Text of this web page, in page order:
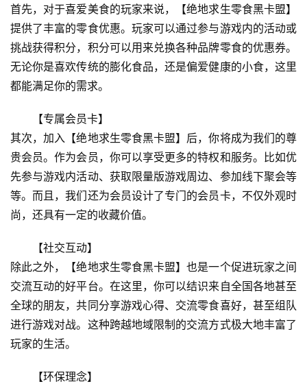
首先，对于喜爱美食的玩家来说，【绝地求生零食黑卡盟】
提供了丰富的零食优惠。玩家可以通过参与游戏内的活动或
挑战获得积分，积分可以用来兑换各种品牌零食的优惠券。
无论你是喜欢传统的膨化食品，还是偏爱健康的小食，这里
都能满足你的需求。
【专属会员卡】
其次，加入【绝地求生零食黑卡盟】后，你将成为我们的尊
贵会员。作为会员，你可以享受更多的特权和服务。比如优
先参与游戏内活动、获取限量版游戏周边、参加线下聚会等
等。而且，我们还为会员设计了专门的会员卡，不仅外观时
尚，还具有一定的收藏价值。
【社交互动】
除此之外，【绝地求生零食黑卡盟】也是一个促进玩家之间
交流互动的好平台。在这里，你可以结识来自全国各地甚至
全球的朋友，共同分享游戏心得、交流零食喜好，甚至组队
进行游戏对战。这种跨越地域限制的交流方式极大地丰富了
玩家的生活。
【环保理念】